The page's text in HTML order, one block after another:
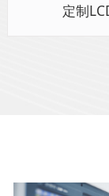
定制